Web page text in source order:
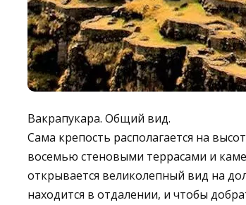
Вакрапукара. Общий вид.
Сама крепость располагается на
восемью стеновыми террасами и
открывается великолепный вид на
находится в отдалении, и чтобы